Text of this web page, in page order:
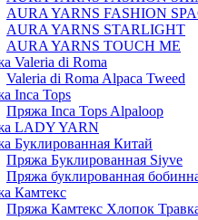
AURA YARNS FASHION
AURA YARNS STARLIGHT
AURA YARNS TOUCH ME
Valeria di Roma
Valeria di Roma Alpaca Tweed
Inca Tops
Пряжа Inca Tops Alpaloop
LADY YARN
Буклированная Китай
Пряжа Буклированная Siyve
Пряжа буклированная
Камтекс
Пряжа Камтекс Хлопок